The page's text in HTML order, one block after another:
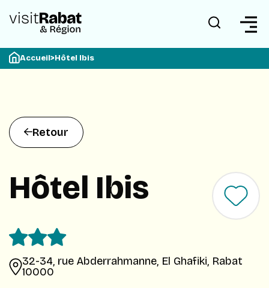
Accueil>Hôtel Ibis
Retour
Hôtel Ibis
32-34, rue Abderrahmanne, El Ghafiki, Rabat
10000